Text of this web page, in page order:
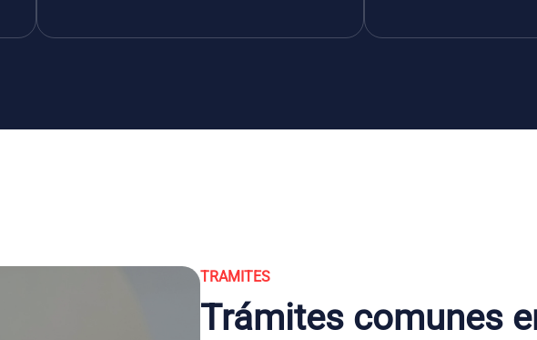
TRAMITES
Trámites comunes